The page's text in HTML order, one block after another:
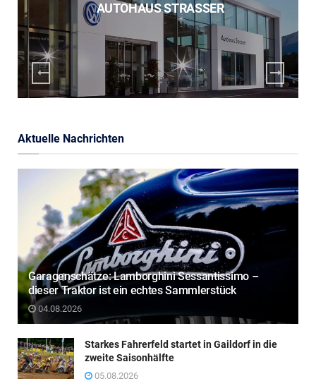
AUTOHAUS STRASSER
Aktuelle Nachrichten
Garagenschätze: Lamborghini Sessantissimo –
dieser Traktor ist ein echtes Sammlerstück
04.08.2026
Starkes Fahrerfeld startet in Gaildorf in die
zweite Saisonhälfte
05.08.2026